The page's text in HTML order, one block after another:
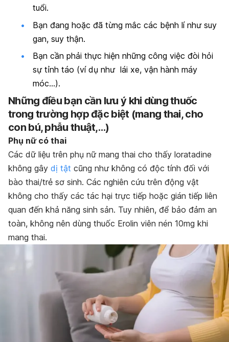
tuổi.
Bạn đang hoặc đã từng mắc các bệnh lí như suy
gan, suy thận.
Bạn cần phải thực hiện những công việc đòi hỏi
sự tỉnh táo (ví dụ như lái xe, vận hành máy
móc…).
Những điều bạn cần lưu ý khi dùng thuốc
trong trường hợp đặc biệt (mang thai, cho
con bú, phẫu thuật,…)
Phụ nữ có thai
Các dữ liệu trên phụ nữ mang thai cho thấy loratadine
không gây dị tật cũng như không có độc tính đối với
bào thai/trẻ sơ sinh. Các nghiên cứu trên động vật
không cho thấy các tác hại trực tiếp hoặc gián tiếp liên
quan đến khả năng sinh sản. Tuy nhiên, để bảo đảm an
toàn, không nên dùng thuốc Erolin viên nén 10mg khi
mang thai.